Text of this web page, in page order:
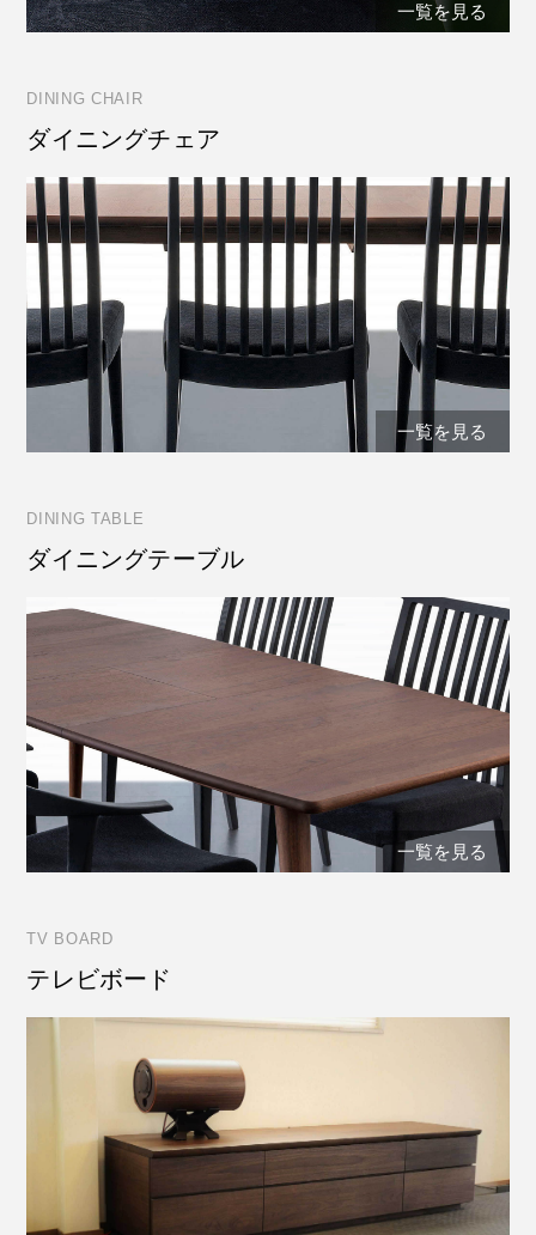
一覧を見る
DINING CHAIR
ダイニングチェア
一覧を見る
DINING TABLE
ダイニングテーブル
一覧を見る
TV BOARD
テレビボード